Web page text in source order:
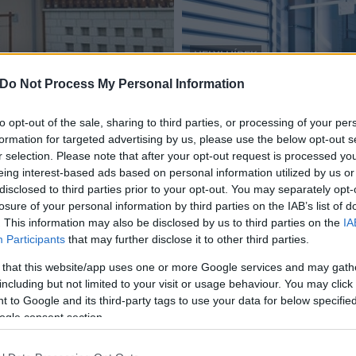
Do Not Process My Personal Information
opt-out of the sale, sharing to third parties, or processing of your
for targeted advertising by us, please use the below opt-out
selection. Please note that after your opt-out request is processed
interest-based ads based on personal information utilized by us
to third parties prior to your opt-out. You may separately
of your personal information by third parties on the IAB’s list of
This information may also be disclosed by us to third parties on the
Participants that may further disclose it to other third parties.
that this website/app uses one or more Google services and may
but not limited to your visit or usage behaviour. You may
to Google and its third-party tags to use your data for below
consent section.
HELYI HÍREK
Székesfehérvár
Átadták az Alba-
2020.10.05
Még az idén átadhatják a teljesen felújított
dunaújvárosi SZTK épületet
2018.01.04
A baloldal eladta, a Fidesz visszavette, kitakarította, a
Modern Városok Program keretében pedig felújítják az
egykori zöld SZTK épületét – így fogalmazott Cserna